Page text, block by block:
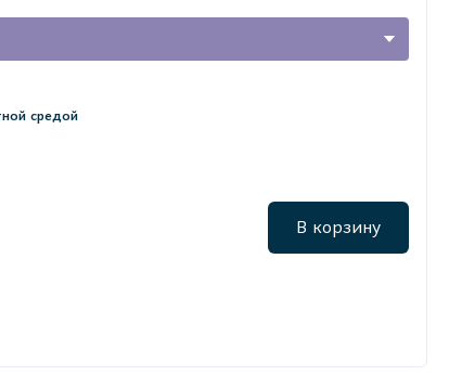
средой
В корзину